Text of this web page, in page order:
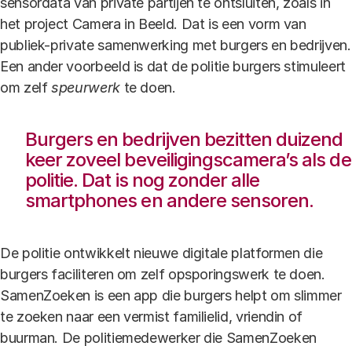
het project Camera in Beeld. Dat is een vorm van
publiek-private samenwerking met burgers en bedrijven.
Een ander voorbeeld is dat de politie burgers stimuleert
om zelfspeurwerk te doen.
Burgers en bedrijven bezitten duizend
keer zoveel beveiligingscamera’s als de
politie. Dat is nog zonder alle
smartphones en andere sensoren.
De politie ontwikkelt nieuwe digitale platformen die
burgers faciliteren om zelf opsporingswerk te doen.
SamenZoeken is een app die burgers helpt om slimmer
te zoeken naar een vermist familielid, vriendin of
buurman. De politiemedewerker die SamenZoeken